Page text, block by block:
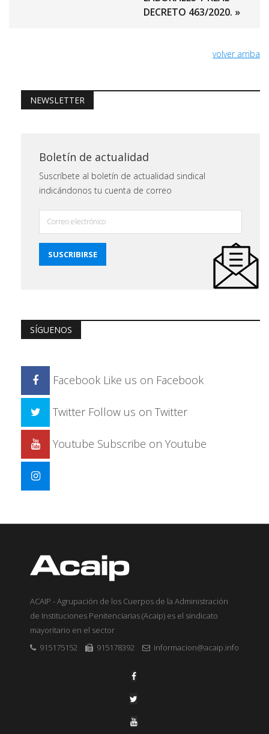
DECRETO 463/2020. »
volver arriba
NEWSLETTER
Boletín de actualidad
Suscríbete al boletín de actualidad sindical
indicándonos tu cuenta de correo
SÍGUENOS
Facebook Like us on Facebook
Twitter Follow us on Twitter
Youtube Subscribe on Youtube
ACAIP - Agrupación de los Cuerpos de la Administración
de Instituciones Penitenciarias (Acaip) es el sindicato
mayoritario en el sector
915175152
915178392 informacion@acaip.info